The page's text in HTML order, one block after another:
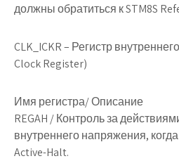
должны обратиться к STM8S
CLK_ICKR– Регистр
Clock Register)
Имя регистра/ Описание
REGAH / Контроль за
внутреннего напряжения,
Active-Halt.